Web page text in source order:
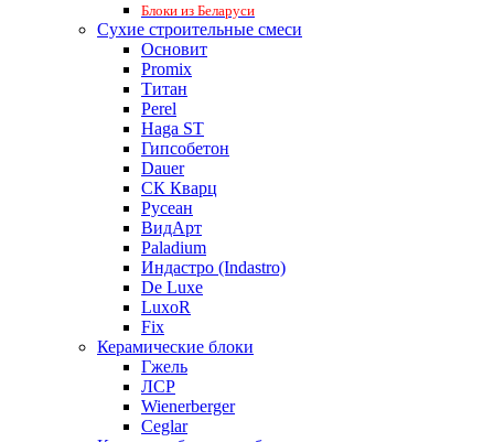
Блоки из Беларуси
Сухие строительные смеси
Основит
Promix
Титан
Perel
Haga ST
Гипсобетон
Dauer
СК Кварц
Русеан
ВидАрт
Paladium
Индастро (Indastro)
De Luxe
LuxoR
Fix
Керамические блоки
Гжель
ЛСР
Wienerberger
Ceglar